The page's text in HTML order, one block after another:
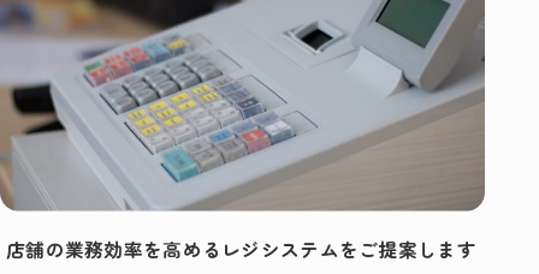
店舗の業務効率を高めるレジシステムをご提案します